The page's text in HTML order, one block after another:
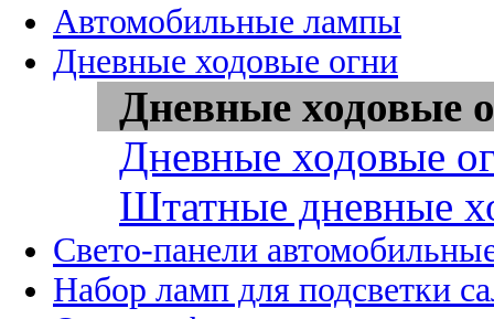
Автомобильные лампы
Дневные ходовые огни
Дневные ходовые
Дневные ходовые
Штатные дневные
Свето-панели
Набор ламп для подсветки